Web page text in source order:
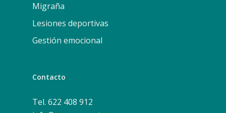
Migraña
Lesiones deportivas
Gestión emocional
Contacto
Tel. 622 408 912